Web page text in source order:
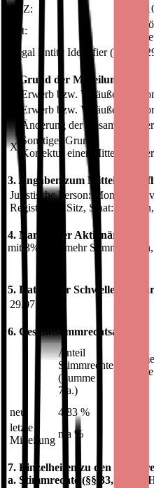
PLZ:
Ort:
Legal Entity Identifier (LEI):
2. Grund der Mitteilung
Erwerb bzw. Veräußerung
Erwerb bzw. Veräußerung
Änderung der Gesamtzahl der
X
Sonstiger Grund:
Korrektur einer Mitteilung
3. Angaben zum
Juristische Person: Montagu
Registrierter Sitz, Staat:
4. Namen der Aktionäre
mit 3% oder mehr
5. Datum der
29.07.2021
6. Gesamtstimmrechtsanteile
Anteil
Stimmrechte
(Summe
7.a.)
(Summe
neu 4,83 %
letzte
Mitteilung
n/a %
7. Einzelheiten zu den
a. Stimmrechte (§§ 33, 34